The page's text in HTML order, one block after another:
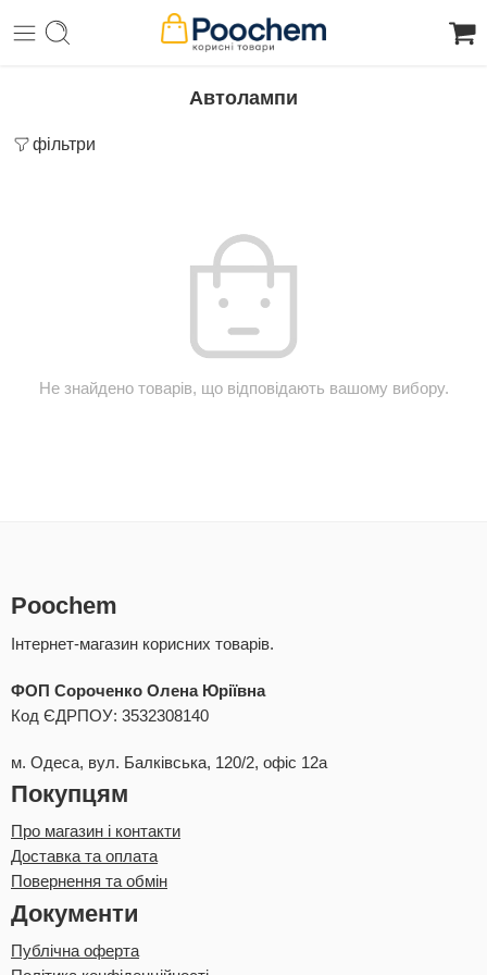
Автолампи
фільтри
Не знайдено товарів, що відповідають вашому вибору.
Poochem
Інтернет-магазин корисних товарів.
ФОП Сороченко Олена Юріївна
Код ЄДРПОУ: 3532308140
м. Одеса, вул. Балківська, 120/2, офіс 12а
Покупцям
Про магазин і контакти
Доставка та оплата
Повернення та обмін
Документи
Публічна оферта